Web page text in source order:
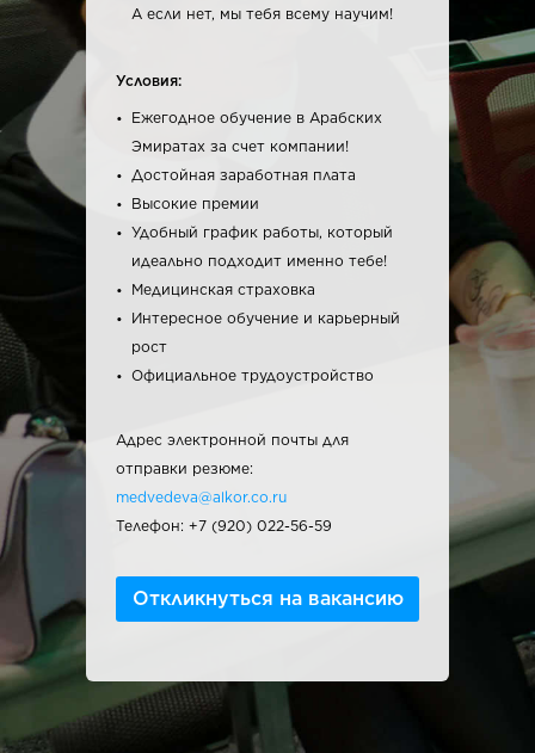
А если нет, мы тебя всему научим!
Условия:
Ежегодное обучение в Арабских
Эмиратах за счет компании!
Достойная заработная плата
Высокие премии
Удобный график работы, который
идеально подходит именно тебе!
Медицинская страховка
Интересное обучение и карьерный
рост
Официальное трудоустройство
Адрес электронной почты для
отправки резюме:
medvedeva@alkor.co.ru
Телефон: +7 (920) 022-56-59
Откликнуться на вакансию